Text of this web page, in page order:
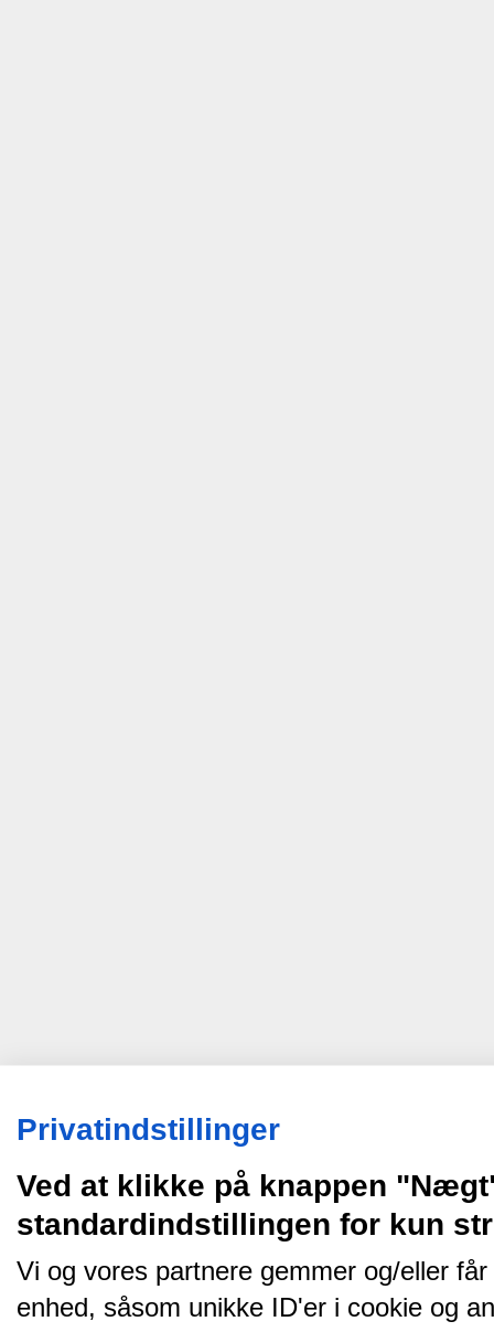
Privatindstillinger
Ved at klikke på knappen
standardindstillingen for kun
Vi og vores partnere gemmer og/eller
enhed, såsom unikke ID'er i cookie og